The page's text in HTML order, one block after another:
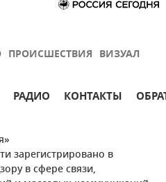
ПРОИСШЕСТВИЯ ВИЗУАЛ
РАДИО КОНТАКТЫ
зарегистрировано в
в сфере связи,